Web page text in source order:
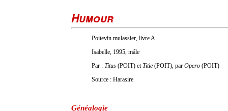
Humour
Poitevin mulassier, livre A
Isabelle, 1995, mâle
Par : Titus (POIT) etTitie (POIT), par Opero (POIT)
Source : Harasire
Généalogie